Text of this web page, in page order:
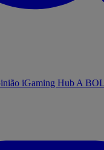
iGaming Hub A